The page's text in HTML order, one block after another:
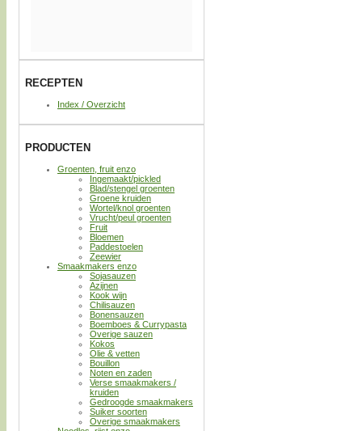
RECEPTEN
Index / Overzicht
PRODUCTEN
Groenten, fruit enzo
Ingemaakt/pickled
Blad/stengel groenten
Groene kruiden
Wortel/knol groenten
Vrucht/peul groenten
Fruit
Bloemen
Paddestoelen
Zeewier
Smaakmakers enzo
Sojasauzen
Azijnen
Kook wijn
Chilisauzen
Bonensauzen
Boemboes & Currypasta
Overige sauzen
Kokos
Olie & vetten
Bouillon
Noten en zaden
Verse smaakmakers /
kruiden
Gedroogde smaakmakers
Suiker soorten
Overige smaakmakers